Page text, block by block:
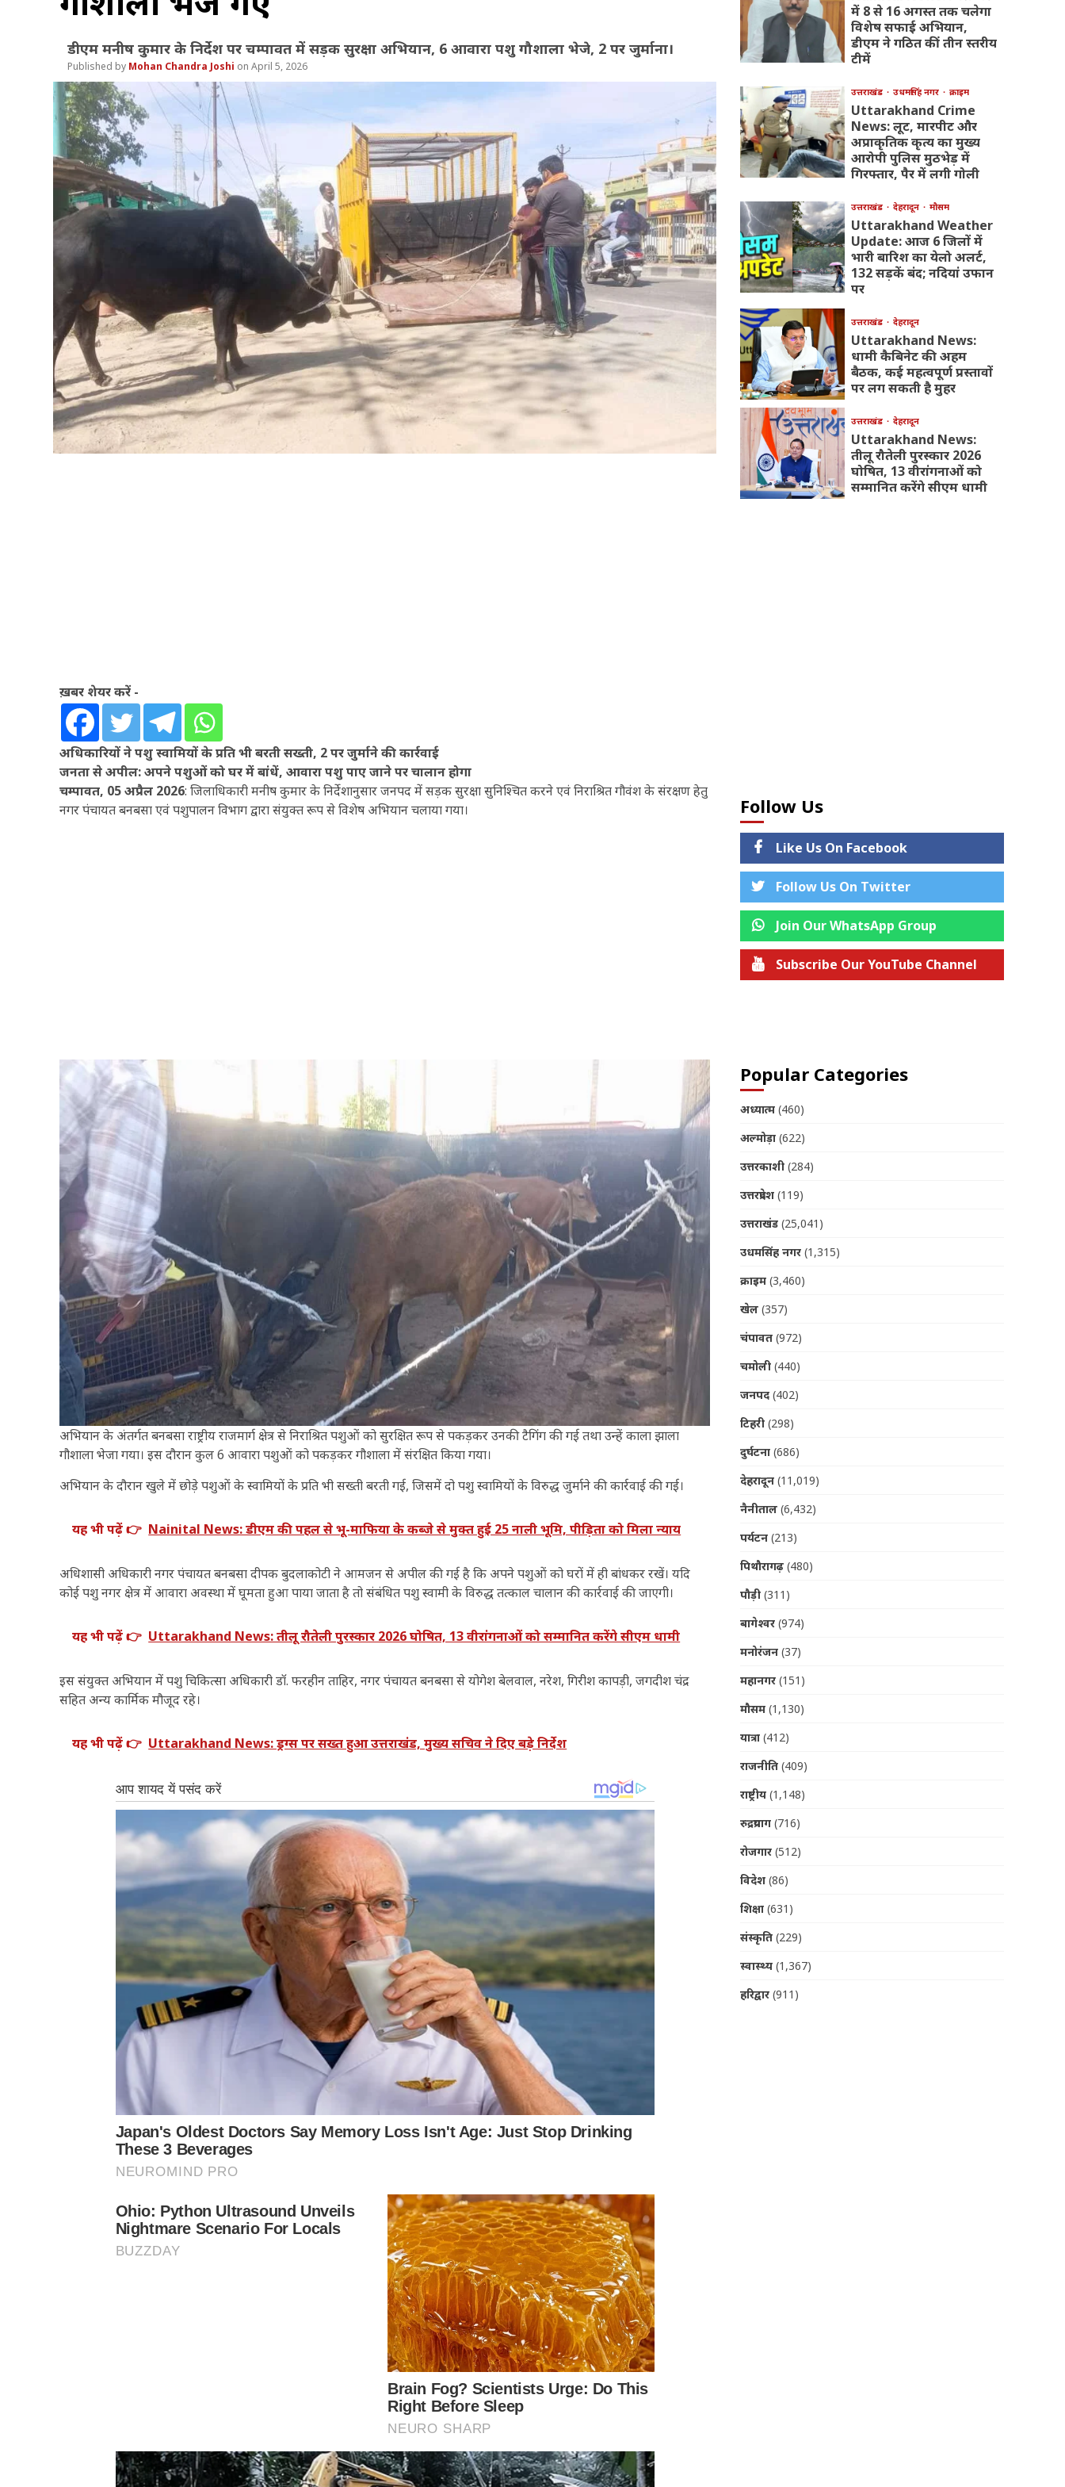
डीएम मनीष कुमार के निर्देश पर चम्पावत में सड़क सुरक्षा अभियान, 6 आवारा पशु गौशाला भेजे, 2 पर जुर्माना।
Mohan Chandra Joshi April 5, 2026
ख़बर शेयर करें -
अधिकारियों ने पशु स्वामियों के प्रति भी बरती सख्ती, 2 पर जुर्माने की कार्रवाई
जनता से अपील: अपने पशुओं को घर में बांधें, आवारा पशु पाए जाने पर चालान होगा
चम्पावत, 05 अप्रैल 2026: जिलाधिकारी मनीष कुमार के निर्देशानुसार जनपद में सड़क सुरक्षा सुनिश्चित करने एवं निराश्रित गौवंश के संरक्षण हेतु
नगर पंचायत बनबसा एवं पशुपालन विभाग द्वारा संयुक्त रूप से विशेष अभियान चलाया गया।
अभियान के अंतर्गत बनबसा राष्ट्रीय राजमार्ग क्षेत्र से निराश्रित पशुओं को सुरक्षित रूप से पकड़कर उनकी टैगिंग की गई तथा उन्हें काला झाला
गौशाला भेजा गया। इस दौरान कुल 6 आवारा पशुओं को पकड़कर गौशाला में संरक्षित किया गया।
अभियान के दौरान खुले में छोड़े पशुओं के स्वामियों के प्रति भी सख्ती बरती गई, जिसमें दो पशु स्वामियों के विरुद्ध जुर्माने की कार्रवाई की गई।
यह भी पढ़ें 👉 Nainital News: डीएम की पहल से भू-माफिया के कब्जे से मुक्त हुई 25 नाली भूमि, पीड़िता को मिला न्याय
अधिशासी अधिकारी नगर पंचायत बनबसा दीपक बुदलाकोटी ने आमजन से अपील की गई है कि अपने पशुओं को घरों में ही बांधकर रखें। यदि
कोई पशु नगर क्षेत्र में आवारा अवस्था में घूमता हुआ पाया जाता है तो संबंधित पशु स्वामी के विरुद्ध तत्काल चालान की कार्रवाई की जाएगी।
यह भी पढ़ें 👉 Uttarakhand News: तीलू रौतेली पुरस्कार 2026 घोषित, 13 वीरांगनाओं को सम्मानित करेंगे सीएम धामी
इस संयुक्त अभियान में पशु चिकित्सा अधिकारी डॉ. फरहीन ताहिर, नगर पंचायत बनबसा से योगेश बेलवाल, नरेश, गिरीश कापड़ी, जगदीश चंद्र
सहित अन्य कार्मिक मौजूद रहे।
यह भी पढ़ें 👉 Uttarakhand News: ड्रग्स पर सख्त हुआ उत्तराखंड, मुख्य सचिव ने दिए बड़े निर्देश
में 8 से 16 अगस्त तक चलेगा
विशेष सफाई अभियान,
डीएम ने गठित कीं तीन स्तरीय
टीमें
उत्तराखंड उधमसिंह नगर क्राइम
Uttarakhand Crime
News: लूट, मारपीट और
अप्राकृतिक कृत्य का मुख्य
आरोपी पुलिस मुठभेड़ में
गिरफ्तार, पैर में लगी गोली
उत्तराखंड देहरादून मौसम
Uttarakhand Weather
Update: आज 6 जिलों में
भारी बारिश का येलो अलर्ट,
132 सड़कें बंद; नदियां उफान
पर
उत्तराखंड देहरादून
Uttarakhand News:
धामी कैबिनेट की अहम
बैठक, कई महत्वपूर्ण प्रस्तावों
पर लग सकती है मुहर
उत्तराखंड देहरादून
Uttarakhand News:
तीलू रौतेली पुरस्कार 2026
घोषित, 13 वीरांगनाओं को
सम्मानित करेंगे सीएम धामी
Follow Us
Like Us On Facebook
Follow Us On Twitter
Join Our WhatsApp Group
Subscribe Our YouTube Channel
Popular Categories
अध्यात्म(460)
अल्मोड़ा(622)
उत्तरकाशी(284)
उत्तरप्रदेश(119)
उत्तराखंड(25,041)
उधमसिंह नगर(1,315)
क्राइम(3,460)
खेल(357)
चंपावत(972)
चमोली(440)
जनपद(402)
टिहरी(298)
दुर्घटना(686)
देहरादून(11,019)
नैनीताल(6,432)
पर्यटन(213)
पिथौरागढ़(480)
पौड़ी(311)
बागेश्वर(974)
मनोरंजन(37)
महानगर(151)
मौसम(1,130)
यात्रा(412)
राजनीति(409)
राष्ट्रीय(1,148)
रुद्रप्रयाग(716)
रोजगार(512)
विदेश(86)
शिक्षा(631)
संस्कृति(229)
स्वास्थ्य(1,367)
हरिद्वार(911)